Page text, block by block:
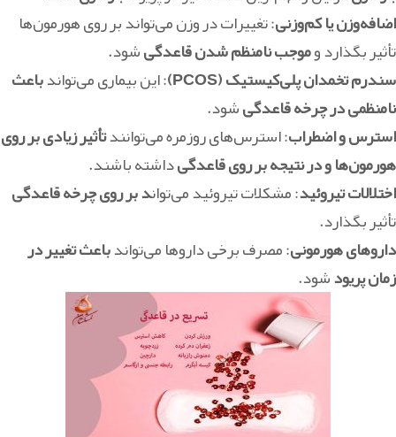
اضافه‌وزن یا کم‌وزنی: تغییرات در وزن می‌تواند بر روی هورمون‌ها
تأثیر بگذارد وموجب نامنظم شدن قاعدگیشود.
سندرم تخمدان پلی‌کیستیک (PCOS)
: این بیماری می‌تواندباعث
نامنظمی در چرخه قاعدگیشود.
استرس و اضطراب: استرس‌های روزمره می‌توانندتأثیر زیادی بر روی
هورمون‌ها و در نتیجه بر روی قاعدگیداشته باشند.
اختلالات تیروئید: مشکلات تیروئید می‌تواند بر روی چرخه قاعدگی
تأثیر بگذارد.
داروهای هورمونی: مصرف برخی داروها می‌تواندباعث تغییر در
زمان پریودشود.